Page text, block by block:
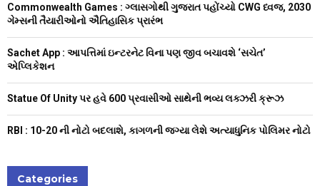
C
Commonwealth Games : ગ્લાસગોથી ગુજરાત પહોંચ્યો CWG ધ્વજ, 2030
ગેમ્સની તૈયારીઓનો ઐતિહાસિક પ્રારંભ
Sachet App : આપત્તિમાં ઇન્ટરનેટ વિના પણ જીવ બચાવશે ‘સચેત’
એપ્લિકેશન
Statue Of Unity પર હવે 600 પ્રવાસીઓ સાથેની ભવ્ય લક્ઝરી ક્રૂઝ
RBI : ₹10-20 ની નોટો બદલાશે, કાગળની જગ્યા લેશે અત્યાધુનિક પોલિમર નોટો
Categories